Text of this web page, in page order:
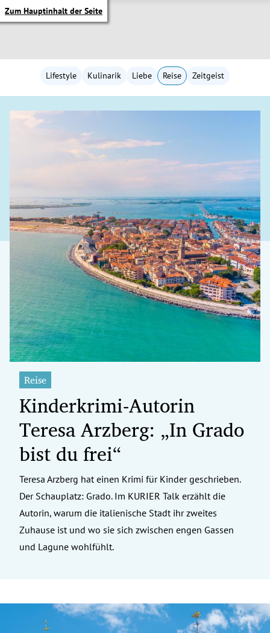
Zum Hauptinhalt der Seite
Untermenü
Untermenü
Untermenü
Untermenü
Untermenü
Untermenü
Untermenü
Untermenü
Untermenü
Untermenü
Lifestyle Kulinarik Liebe Reise Zeitgeist
Reise
Kinderkrimi-Autorin
Teresa Arzberg: „In Grado
bist du frei“
Teresa Arzberg hat einen Krimi für Kinder geschrieben.
Der Schauplatz: Grado. Im KURIER Talk erzählt die
Autorin, warum die italienische Stadt ihr zweites
Zuhause ist und wo sie sich zwischen engen Gassen
und Lagune wohlfühlt.